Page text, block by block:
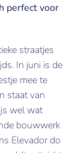
perfect voor
straatjes
In juni is de
mee te
staat van
wel wat
bouwwerk
Elevador do